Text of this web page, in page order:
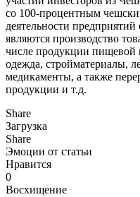
со 100-процентным
деятельности
являются производство
числе продукции
одежда, стройматериалы,
медикаменты, а также
продукции и т.д.
Share
Загрузка
Share
Эмоции от статьи
Нравится
0
Восхищение